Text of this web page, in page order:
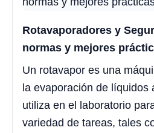
Rotavaporadores y
normas y mejores
Un rotavapor es una
la evaporación de líquidos
utiliza en el laboratorio
variedad de tareas, tales